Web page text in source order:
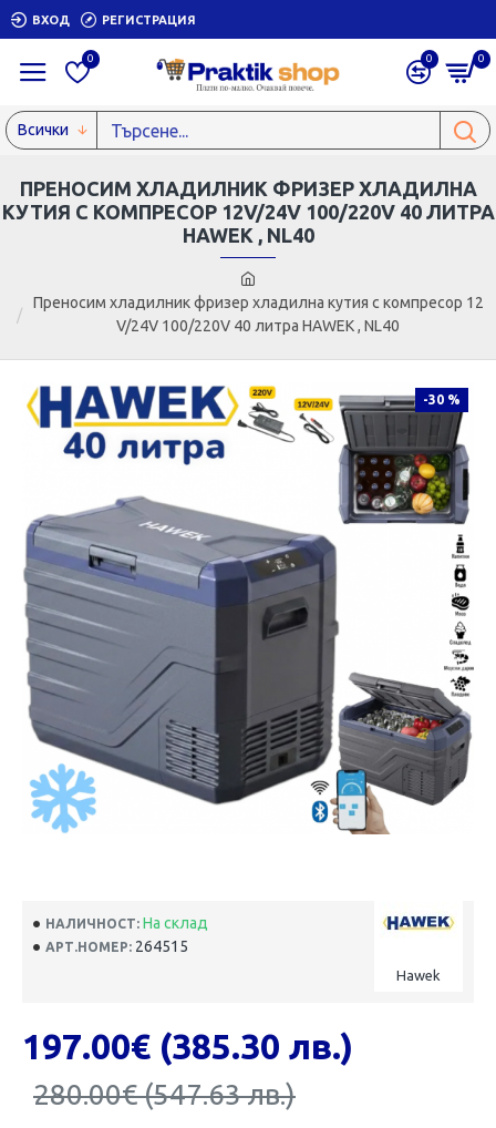
ВХОД РЕГИСТРАЦИЯ
0 0 0
Всички
Преносим хладилник фризер хладилна кутия с компресор 12
V/24V 100/220V 40 литра HAWEK , NL40
ПРЕНОСИМ ХЛАДИЛНИК ФРИЗЕР ХЛАДИЛНА
КУТИЯ С КОМПРЕСОР 12V/24V 100/220V 40 ЛИТРА
HAWEK , NL40
-30 %
НАЛИЧНОСТ: На склад
АРТ.НОМЕР: 264515
Hawek
280.00€ (547.63 лв.)
197.00€ (385.30 лв.)